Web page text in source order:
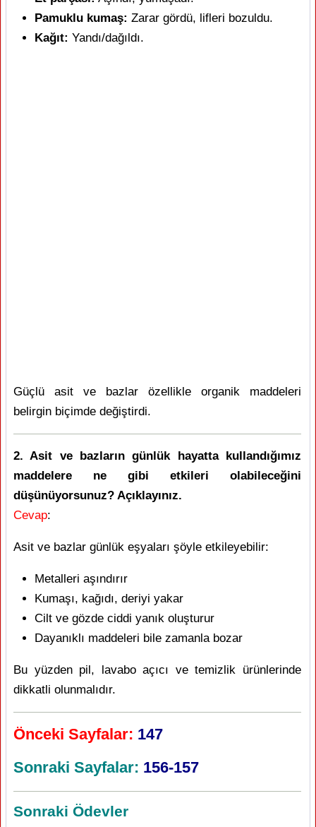
Pamuklu kumaş: Zarar gördü, lifleri bozuldu.
Kağıt: Yandı/dağıldı.
Güçlü asit ve bazlar özellikle organik maddeleri
belirgin biçimde değiştirdi.
2. Asit ve bazların günlük hayatta kullandığımız
maddelere ne gibi etkileri olabileceğini
düşünüyorsunuz? Açıklayınız.
Cevap:
Asit ve bazlar günlük eşyaları şöyle etkileyebilir:
Metalleri aşındırır
Kumaşı, kağıdı, deriyi yakar
Cilt ve gözde ciddi yanık oluşturur
Dayanıklı maddeleri bile zamanla bozar
Bu yüzden pil, lavabo açıcı ve temizlik ürünlerinde
dikkatli olunmalıdır.
Önceki Sayfalar: 147
Sonraki Sayfalar: 156-157
Sonraki Ödevler